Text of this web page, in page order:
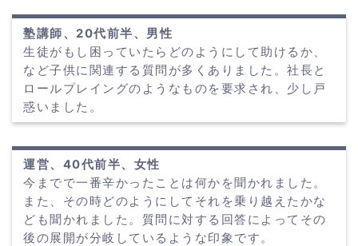
塾講師、20代前半、男性
生徒がもし困っていたらどのようにして助けるか、
など子供に関連する質問が多くありました。社長と
ロールプレイングのようなものを要求され、少し戸
惑いました。
運営、40代前半、女性
今までで一番辛かったことは何かを聞かれました。
また、その時どのようにしてそれを乗り越えたかな
ども聞かれました。質問に対する回答によってその
後の展開が分岐しているような印象です。